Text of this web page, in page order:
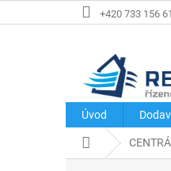
na
+420 733 156
Úvod
Domů